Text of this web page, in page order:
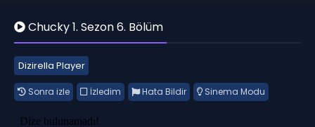
Chucky 1. Sezon 6. Bölüm
Dizirella Player
Sonra izle İzledim Hata Bildir Sinema Modu